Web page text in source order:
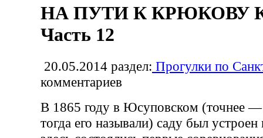
НА ПУТИ К КРЮКОВУ
Часть 12
20.05.2014 раздел: Прогулки по
комментариев
В 1865 году в Юсуповском (точнее
тогда его называли) саду был